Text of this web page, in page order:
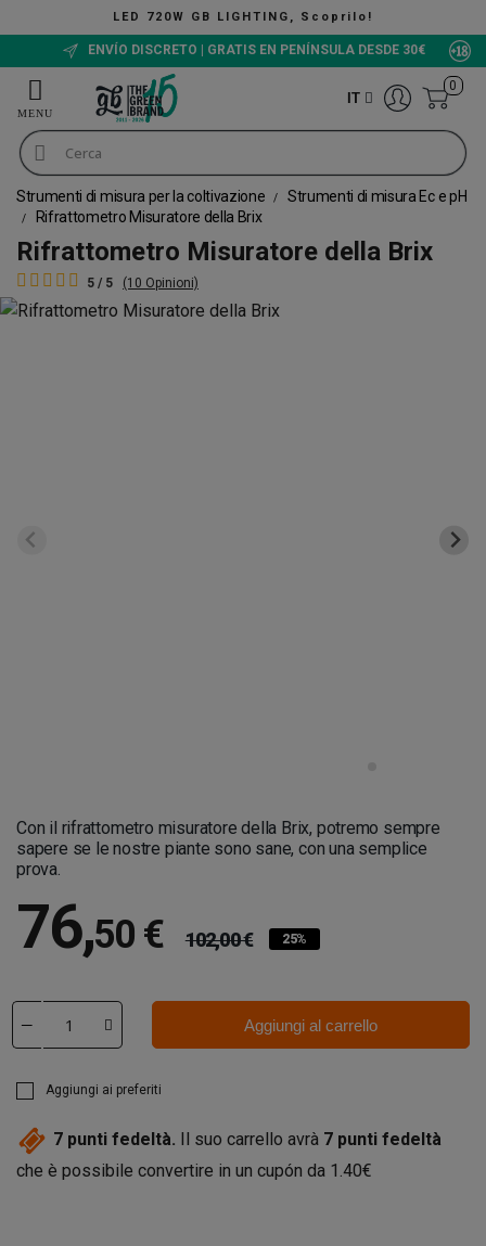
LED 720W GB LIGHTING, Scoprilo!
ENVÍO DISCRETO | GRATIS EN PENÍNSULA DESDE 30€
IT
0
Strumenti di misura per la coltivazione
Strumenti di misura Ec e pH
Rifrattometro Misuratore della Brix
Rifrattometro Misuratore della Brix
5 / 5 (10 Opinioni)
Con il rifrattometro misuratore della Brix, potremo sempre
sapere se le nostre piante sono sane, con una semplice
prova.
76,50 € 102,00 € 25%
Aggiungi al carrello
Aggiungi ai preferiti
7 punti fedeltà. Il suo carrello avrà 7 punti fedeltà
che è possibile convertire in un cupón da 1.40€